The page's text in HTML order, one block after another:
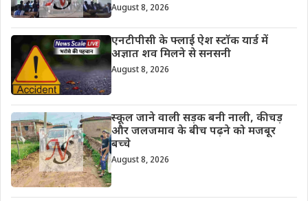
August 8, 2026
एनटीपीसी के फ्लाई ऐश स्टॉक यार्ड में
अज्ञात शव मिलने से सनसनी
August 8, 2026
स्कूल जाने वाली सड़क बनी नाली, कीचड़
और जलजमाव के बीच पढ़ने को मजबूर
बच्चे
August 8, 2026